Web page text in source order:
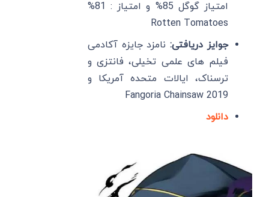
امتیاز گوگل 85% و امتیاز : 81%
Rotten Tomatoes
جوایز دریافتی: نامزد جایزه آکادمی
فیلم های علمی تخیلی، فانتزی و
ترسناک، ایالات متحده آمریکا و
Fangoria Chainsaw 2019
دانلود